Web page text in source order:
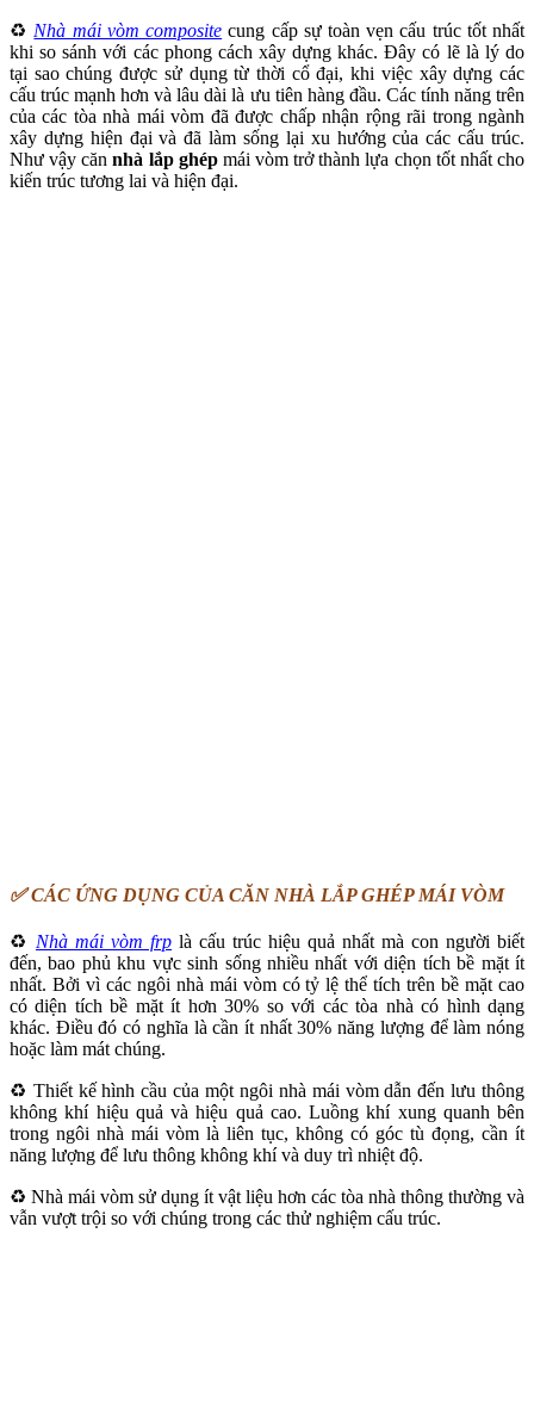
♻️ Nhà mái vòm composite cung cấp sự toàn vẹn cấu trúc tốt nhất
khi so sánh với các phong cách xây dựng khác. Đây có lẽ là lý do
tại sao chúng được sử dụng từ thời cổ đại, khi việc xây dựng các
cấu trúc mạnh hơn và lâu dài là ưu tiên hàng đầu. Các tính năng trên
của các tòa nhà mái vòm đã được chấp nhận rộng rãi trong ngành
xây dựng hiện đại và đã làm sống lại xu hướng của các cấu trúc.
Như vậy cănnhà lắp ghépmái vòm trở thành lựa chọn tốt nhất cho
kiến ​​trúc tương lai và hiện đại.
✅ CÁC ỨNG DỤNG CỦA CĂN NHÀ LẮP GHÉP MÁI VÒM
♻️ Nhà mái vòm frp là cấu trúc hiệu quả nhất mà con người biết
đến, bao phủ khu vực sinh sống nhiều nhất với diện tích bề mặt ít
nhất. Bởi vì các ngôi nhà mái vòm có tỷ lệ thể tích trên bề mặt cao
có diện tích bề mặt ít hơn 30% so với các tòa nhà có hình dạng
khác. Điều đó có nghĩa là cần ít nhất 30% năng lượng để làm nóng
hoặc làm mát chúng.
♻️ Thiết kế hình cầu của một ngôi nhà mái vòm dẫn đến lưu thông
không khí hiệu quả và hiệu quả cao. Luồng khí xung quanh bên
trong ngôi nhà mái vòm là liên tục, không có góc tù đọng, cần ít
năng lượng để lưu thông không khí và duy trì nhiệt độ.
♻️ Nhà mái vòm sử dụng ít vật liệu hơn các tòa nhà thông thường và
vẫn vượt trội so với chúng trong các thử nghiệm cấu trúc.